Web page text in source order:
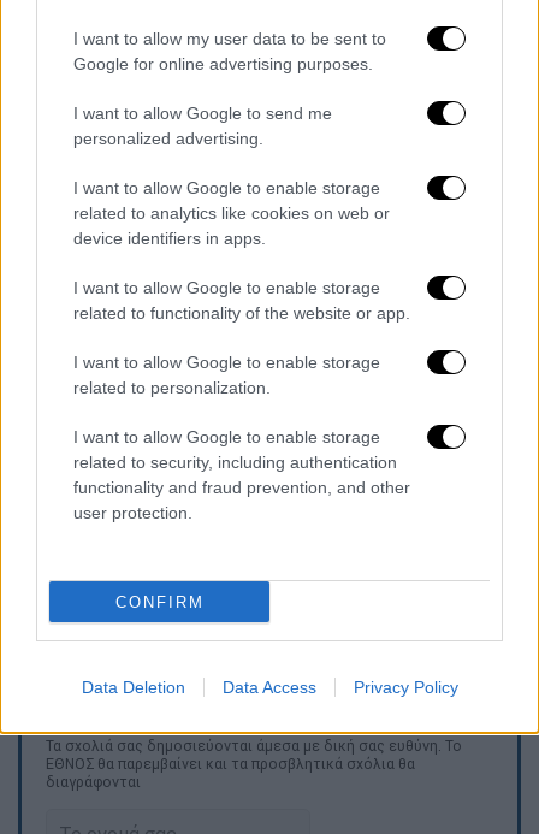
I want to allow my user data to be sent to
Google for online advertising purposes.
I want to allow Google to send me
personalized advertising.
I want to allow Google to enable storage
related to analytics like cookies on web or
device identifiers in apps.
I want to allow Google to enable storage
related to functionality of the website or app.
I want to allow Google to enable storage
related to personalization.
I want to allow Google to enable storage
related to security, including authentication
functionality and fraud prevention, and other
user protection.
CONFIRM
Data Deletion Data Access Privacy Policy
Σαντορίνη. Αξιοποιώντας τις οπτικές ίνες
του υποθαλάσσιου δικτύου που συνδέει την
Αττική με τα νησιά του Αιγαίου και την
Κρήτη, ενεργοποιήθηκε ένα δίκτυο
Το σύστημα αυτό επιτρέπει την άμεση και
ακριβή παρακολούθηση της σεισμικής
ενημέρωση και την ασφάλεια στην περιοχή.
Τα σχολιά σας δημοσιεύονται άμεσα με δική σας ευθύνη. Το
ΕΘΝΟΣ θα παρεμβαίνει και τα προσβλητικά σχόλια θα
διαγράφονται